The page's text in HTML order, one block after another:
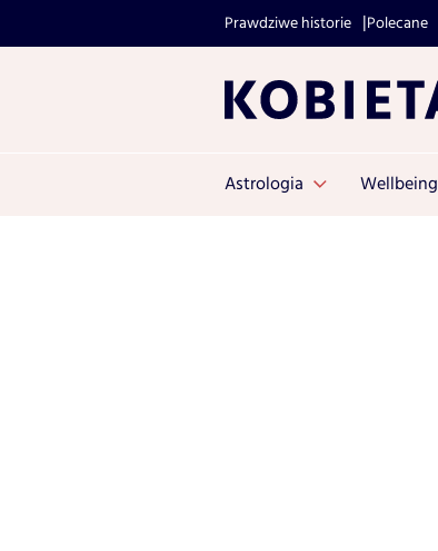
Prawdziwe historie Polecane
Astrologia Wellbeing